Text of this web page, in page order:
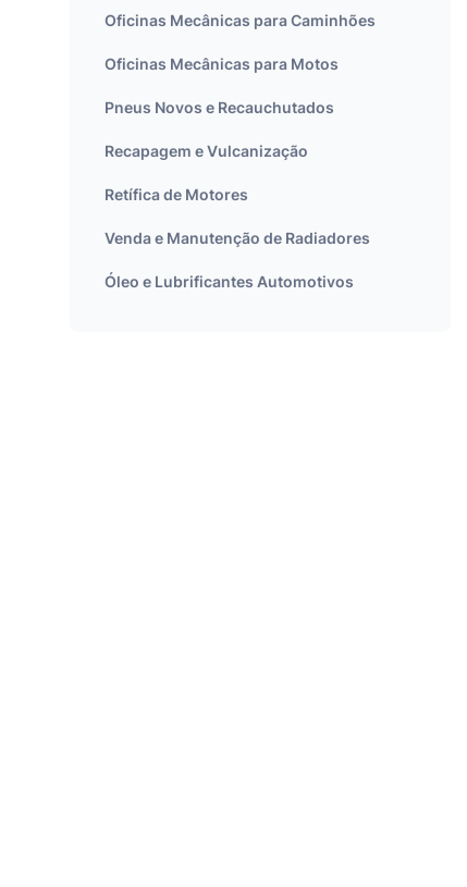
Oficinas Mecânicas para Caminhões
Oficinas Mecânicas para Motos
Pneus Novos e Recauchutados
Recapagem e Vulcanização
Retífica de Motores
Venda e Manutenção de Radiadores
Óleo e Lubrificantes Automotivos